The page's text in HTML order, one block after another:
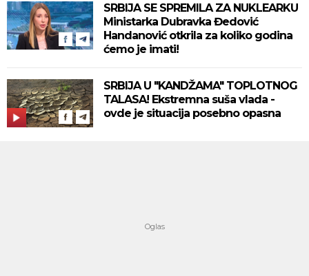
SRBIJA SE SPREMILA ZA NUKLEARKU
Ministarka Dubravka Đedović
Handanović otkrila za koliko godina
ćemo je imati!
SRBIJA U "KANDŽAMA" TOPLOTNOG
TALASA! Ekstremna suša vlada -
ovde je situacija posebno opasna